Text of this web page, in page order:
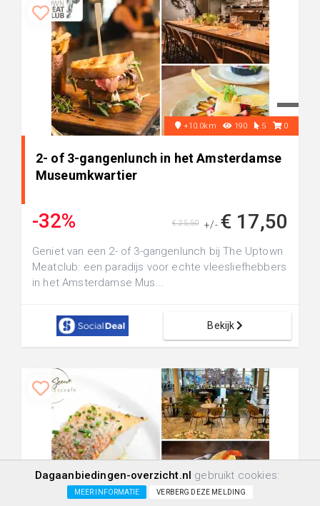
+10.0km 190 5 0
2- of 3-gangenlunch in het Amsterdamse
Museumkwartier
-32% +/- € 17,50
€ 25,50
Geniet van een 2- of 3-gangenlunch bij The Uptown
Meatclub: een paradijs voor echte vleesliefhebbers
in het Amsterdamse Mus...
Bekijk
Dagaanbiedingen-overzicht.nl gebruikt cookies:
MEER INFORMATIE VERBERG DEZE MELDING